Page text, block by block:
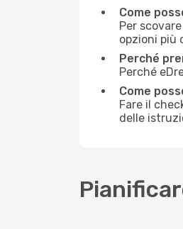
Come
Per
opzioni più
Perché
Perché
Come
Fare il
delle